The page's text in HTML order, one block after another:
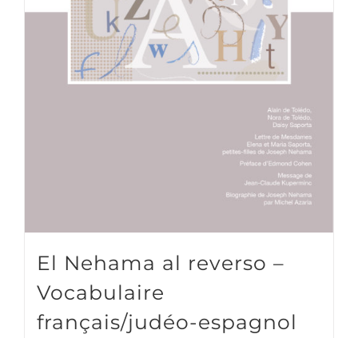
El Nehama al reverso –
Vocabulaire
français/judéo-espagnol